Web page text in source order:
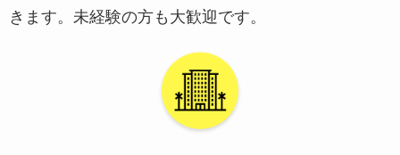
きます。未経験の方も大歓迎です。